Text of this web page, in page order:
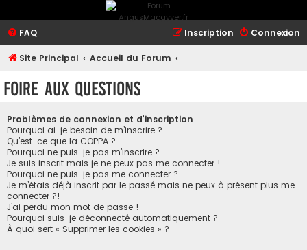
FAQ Connexion
Inscription
Site Principal Accueil du Forum
Foire aux questions
Problèmes de connexion et d’inscription
Pourquoi ai-je besoin de m’inscrire ?
Qu’est-ce que la COPPA ?
Pourquoi ne puis-je pas m’inscrire ?
Je suis inscrit mais je ne peux pas me connecter !
Pourquoi ne puis-je pas me connecter ?
Je m’étais déjà inscrit par le passé mais ne peux à présent plus me
connecter ?!
J’ai perdu mon mot de passe !
Pourquoi suis-je déconnecté automatiquement ?
À quoi sert « Supprimer les cookies » ?